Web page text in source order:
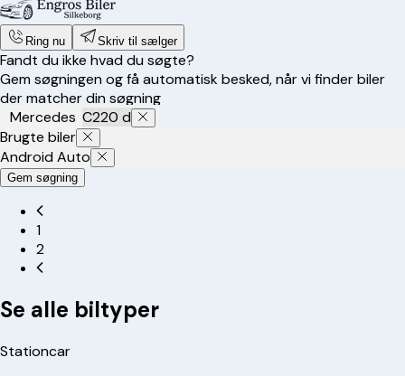
Ring nu Skriv til sælger
Fandt du ikke hvad du søgte?
Gem søgningen og få automatisk besked, når vi finder biler
der matcher din søgning
Mercedes C220 d
Brugte biler
Android Auto
Gem søgning
1
2
Se alle biltyper
Stationcar